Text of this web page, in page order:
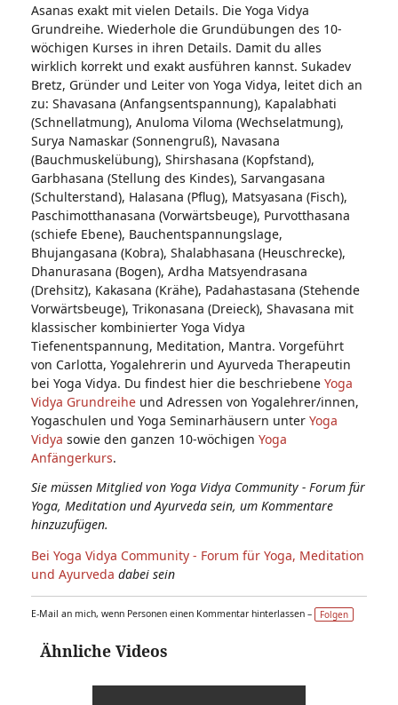
s:
Asanas exakt mit vielen Details. Die Yoga Vidya
Grundreihe. Wiederhole die Grundübungen des 10-
wöchigen Kurses in ihren Details. Damit du alles
wirklich korrekt und exakt ausführen kannst. Sukadev
Bretz, Gründer und Leiter von Yoga Vidya, leitet dich an
zu: Shavasana (Anfangsentspannung), Kapalabhati
(Schnellatmung), Anuloma Viloma (Wechselatmung),
Surya Namaskar (Sonnengruß), Navasana
(Bauchmuskelübung), Shirshasana (Kopfstand),
Garbhasana (Stellung des Kindes), Sarvangasana
(Schulterstand), Halasana (Pflug), Matsyasana (Fisch),
Paschimotthanasana (Vorwärtsbeuge), Purvotthasana
(schiefe Ebene), Bauchentspannungslage,
Bhujangasana (Kobra), Shalabhasana (Heuschrecke),
Dhanurasana (Bogen), Ardha Matsyendrasana
(Drehsitz), Kakasana (Krähe), Padahastasana (Stehende
Vorwärtsbeuge), Trikonasana (Dreieck), Shavasana mit
klassischer kombinierter Yoga Vidya
Tiefenentspannung, Meditation, Mantra. Vorgeführt
von Carlotta, Yogalehrerin und Ayurveda Therapeutin
bei Yoga Vidya. Du findest hier die beschriebene Yoga
Vidya Grundreihe und Adressen von Yogalehrer/innen,
Yogaschulen und Yoga Seminarhäusern unter Yoga
Vidya sowie den ganzen 10-wöchigen Yoga
Anfängerkurs.
Sie müssen Mitglied von Yoga Vidya Community - Forum für
Yoga, Meditation und Ayurveda sein, um Kommentare
hinzuzufügen.
Bei Yoga Vidya Community - Forum für Yoga, Meditation
und Ayurveda dabei sein
E-Mail an mich, wenn Personen einen Kommentar hinterlassen – Folgen
Ähnliche Videos